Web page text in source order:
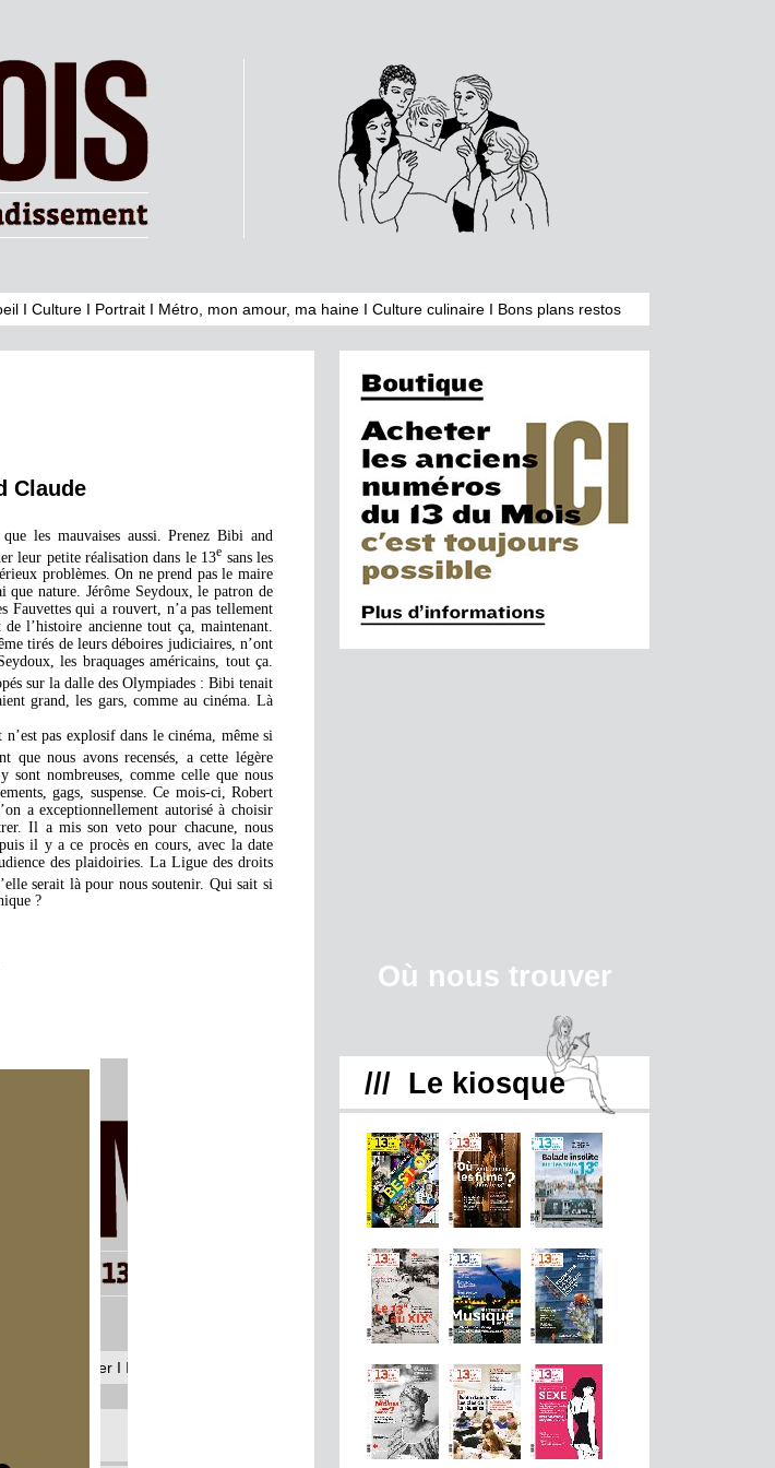
I Culture I Portrait I Métro, mon amour, ma haine I Culture culinaire I Bons plans restos
Claude
les mauvaises aussi. Prenez Bibi and
leur petite réalisation dans le 13e sans les
problèmes. On ne prend pas le maire
que nature. Jérôme Seydoux, le patron de
Fauvettes qui a rouvert, n’a pas tellement
l’histoire ancienne tout ça, maintenant.
tirés de leurs déboires judiciaires, n’ont
les braquages américains, tout ça.
sur la dalle des Olympiades : Bibi tenait
grand, les gars, comme au cinéma. Là
pas explosif dans le cinéma, même si
que nous avons recensés, a cette légère
nombreuses, comme celle que nous
gags, suspense. Ce mois-ci, Robert
a exceptionnellement autorisé à choisir
Il a mis son veto pour chacune, nous
il y a ce procès en cours, avec la date
des plaidoiries. La Ligue des droits
serait là pour nous soutenir. Qui sait si
?
Où nous trouver
/// Le kiosque